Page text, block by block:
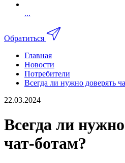
...
Обратиться
Главная
Новости
Потребители
Всегда ли нужно доверять
22.03.2024
Всегда ли
чат-ботам?